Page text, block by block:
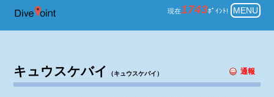
薩南諸島 屋久島 ダイビング キ
現在1743ﾎﾟｲﾝﾄ! MENU
キュウスケバイ （キュウスケバイ） 通報